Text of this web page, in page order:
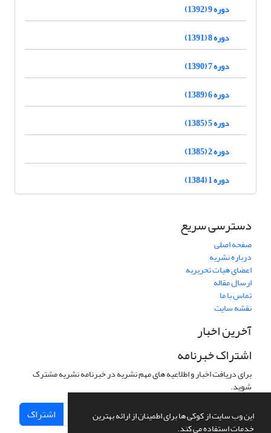
این وب سایت از کوکی ها برای اطمینان از ارائه بهترین
خدمات استفاده می کند.
دوره 9 (1392)
دوره 8 (1391)
دوره 7 (1390)
دوره 6 (1389)
دوره 5 (1385)
دوره 2 (1385)
دوره 1 (1384)
دسترسی سریع
صفحه اصلی
درباره نشریه
اعضای هیات تحریریه
ارسال مقاله
تماس با ما
نقشه سایت
آخرین اخبار
اشتراک خبرنامه
برای دریافت اخبار و اطلاعیه های مهم نشریه در خبرنامه نشریه مشترک
شوید.
اشتراک